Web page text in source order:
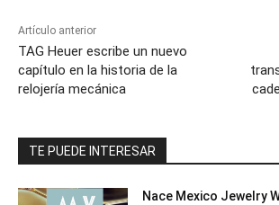
Artículo anterior
TAG Heuer escribe un nuevo
capítulo en la historia de la
relojería mecánica
TE PUEDE INTERESAR
Nace Mexico Jewelry